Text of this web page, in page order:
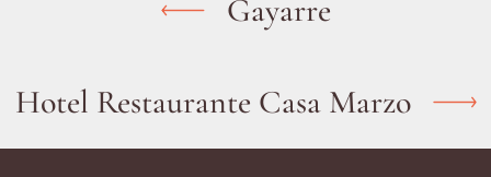
Gayarre
Hotel Restaurante Casa Marzo